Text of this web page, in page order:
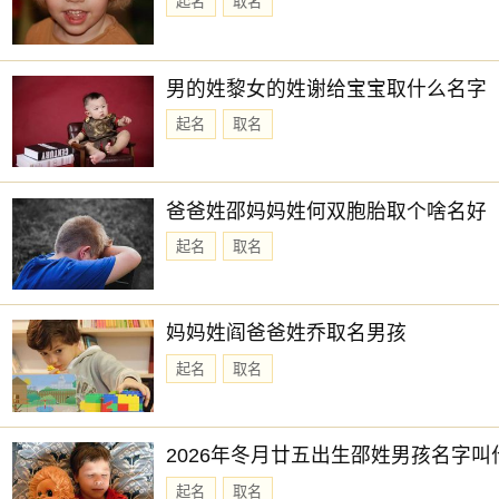
男的姓黎女的姓谢给宝宝取什么名字
起名 取名
爸爸姓邵妈妈姓何双胞胎取个啥名好
起名 取名
妈妈姓阎爸爸姓乔取名男孩
起名 取名
2026年冬月廿五出生邵姓男孩名字叫
起名 取名